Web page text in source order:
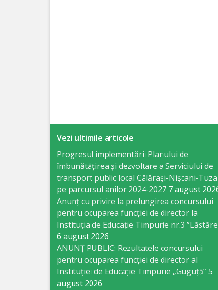
Drumuri
Specialist
Problemele
Antreprenoriat,
Business
Comerţ
Specialist
Vezi ultimile articole
Progresul implementării Planului de
îmbunătățirea și dezvoltare a Serviciului de
transport public local Călărași-Nișcani-
pe parcursul anilor 2024-2027 7 august
Anunț cu privire la prelungirea concursului
pentru ocuparea funcţiei de director la
Instituția de Educație Timpurie nr.3
6 august 2026
ANUNȚ PUBLIC: Rezultatele concursului
pentru ocuparea funcției de director al
Instituției de Educație Timpurie „Guguță”5
august 2026